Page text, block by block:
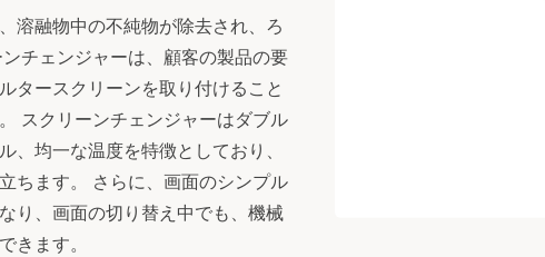
溶融物中の不純物が除去され、ろ
チェンジャーは、顧客の製品の要
タースクリーンを取り付けること
スクリーンチェンジャーはダブル
、均一な温度を特徴としており、
ちます。 さらに、画面のシンプル
り、画面の切り替え中でも、機械
きます。